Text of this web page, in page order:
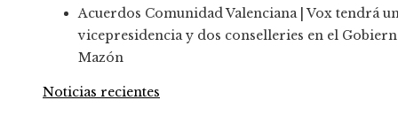
Acuerdos Comunidad Valenciana | Vox tendrá
vicepresidencia y dos conselleries en el
Mazón
Noticias recientes